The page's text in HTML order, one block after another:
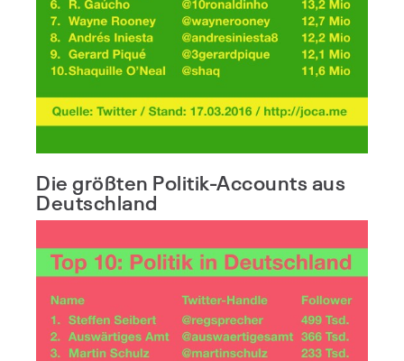
Die größten Politik-Accounts aus
Deutschland